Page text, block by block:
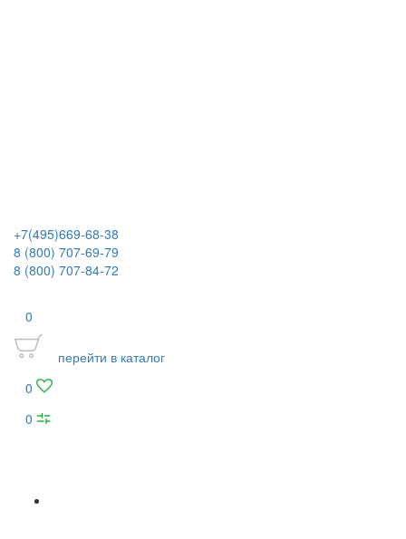
+7(495)669-68-38
8 (800) 707-69-79
8 (800) 707-84-72
0
перейти в каталог
0
0